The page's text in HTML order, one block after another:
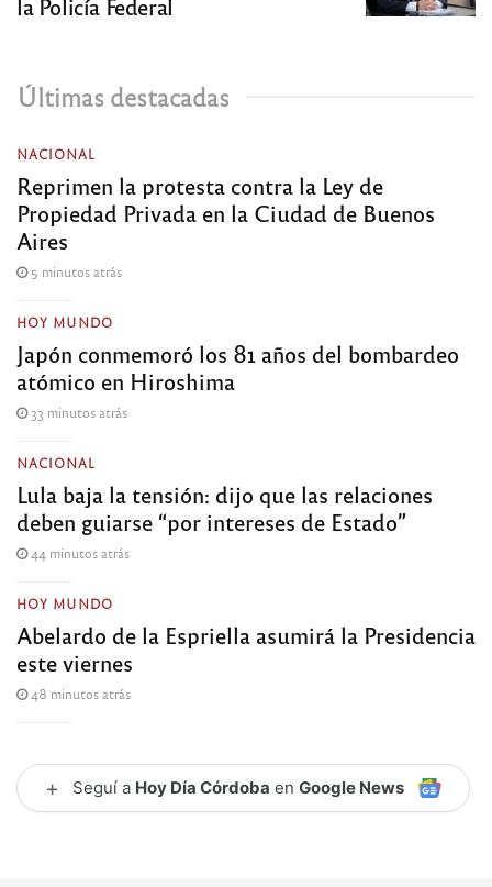
la Policía Federal
Últimas destacadas
NACIONAL
Reprimen la protesta contra la Ley de
Propiedad Privada en la Ciudad de Buenos
Aires
5 minutos atrás
HOY MUNDO
Japón conmemoró los 81 años del bombardeo
atómico en Hiroshima
33 minutos atrás
NACIONAL
Lula baja la tensión: dijo que las relaciones
deben guiarse “por intereses de Estado”
44 minutos atrás
HOY MUNDO
Abelardo de la Espriella asumirá la Presidencia
este viernes
48 minutos atrás
+ Seguí a Hoy Día Córdoba en Google News